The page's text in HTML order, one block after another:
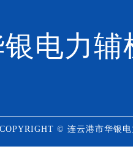
电力辅
COPYRIGHT © 连云港市华银